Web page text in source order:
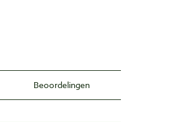
Beoordelingen